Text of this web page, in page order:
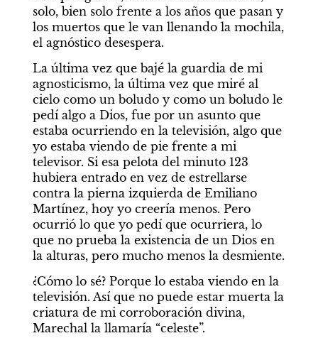
solo, bien solo frente a los años que pasan y
los muertos que le van llenando la mochila,
el agnóstico desespera.
La última vez que bajé la guardia de mi
agnosticismo, la última vez que miré al
cielo como un boludo y como un boludo le
pedí algo a Dios, fue por un asunto que
estaba ocurriendo en la televisión, algo que
yo estaba viendo de pie frente a mi
televisor. Si esa pelota del minuto 123
hubiera entrado en vez de estrellarse
contra la pierna izquierda de Emiliano
Martínez, hoy yo creería menos. Pero
ocurrió lo que yo pedí que ocurriera, lo
que no prueba la existencia de un Dios en
la alturas, pero mucho menos la desmiente.
¿Cómo lo sé? Porque lo estaba viendo en la
televisión. Así que no puede estar muerta la
criatura de mi corroboración divina,
Marechal la llamaría “celeste”.